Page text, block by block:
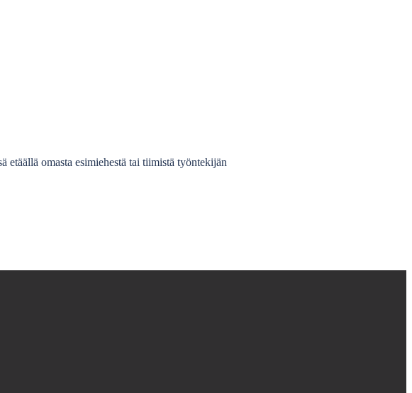
etäällä omasta esimiehestä tai tiimistä työntekijän